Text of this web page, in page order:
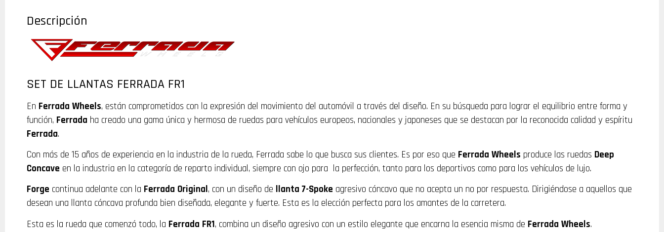
Descripción
SET DE LLANTAS FERRADA FR1
En Ferrada Wheels, están comprometidos con la expresión del movimiento del automóvil a través del diseño. En su búsqueda para lograr el equilibrio entre forma y
función, Ferrada ha creado una gama única y hermosa de ruedas para vehículos europeos, nacionales y japoneses que se destacan por la reconocida calidad y espíritu
Ferrada.
Con más de 15 años de experiencia en la industria de la rueda, Ferrada sabe lo que busca sus clientes. Es por eso que Ferrada Wheels produce las ruedas Deep
Concave en la industria en la categoría de reparto individual, siempre con ojo para la perfección, tanto para los deportivos como para los vehículos de lujo.
Forge continua adelante con la Ferrada Original, con un diseño de llanta 7-Spoke agresivo cóncavo que no acepta un no por respuesta. Dirigiéndose a aquellos que
desean una llanta cóncava profunda bien diseñada, elegante y fuerte. Esta es la elección perfecta para los amantes de la carretera.
Esta es la rueda que comenzó todo, la Ferrada FR1, combina un diseño agresivo con un estilo elegante que encarna la esencia misma de Ferrada Wheels.